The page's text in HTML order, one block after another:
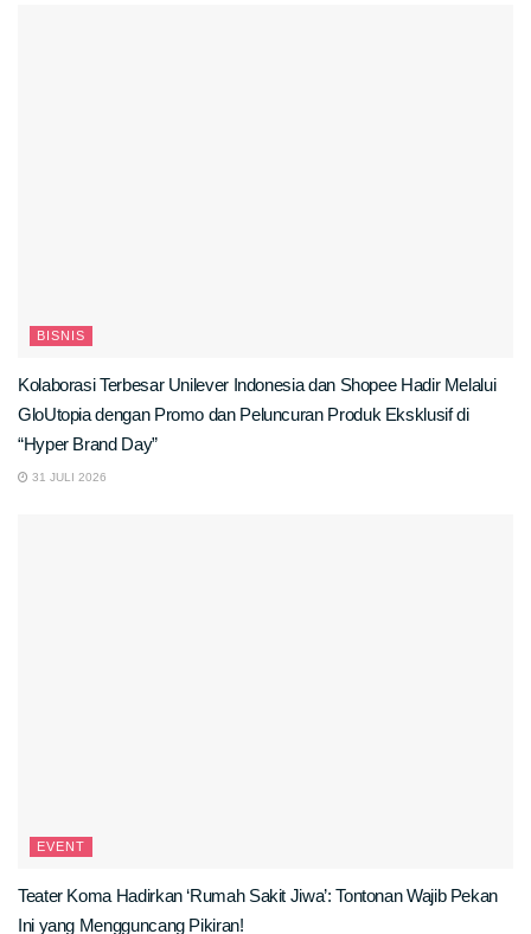
BISNIS
Kolaborasi Terbesar Unilever Indonesia dan Shopee Hadir Melalui
GloUtopia dengan Promo dan Peluncuran Produk Eksklusif di
“Hyper Brand Day”
31 JULI 2026
EVENT
Teater Koma Hadirkan ‘Rumah Sakit Jiwa’: Tontonan Wajib Pekan
Ini yang Mengguncang Pikiran!